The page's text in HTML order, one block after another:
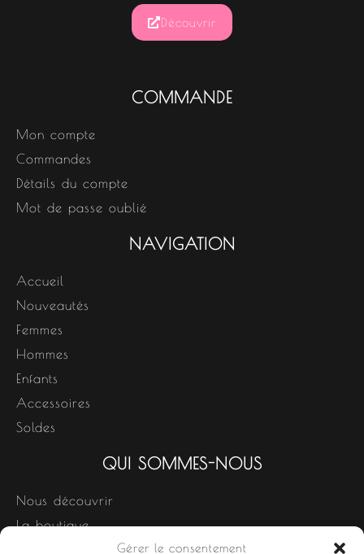
Gérer le consentement
Découvrir
COMMANDE
Mon compte
Commandes
Détails du compte
Mot de passe oublié
NAVIGATION
Accueil
Nouveautés
Femmes
Hommes
Enfants
Accessoires
Soldes
QUI SOMMES-NOUS
Nous découvrir
La boutique